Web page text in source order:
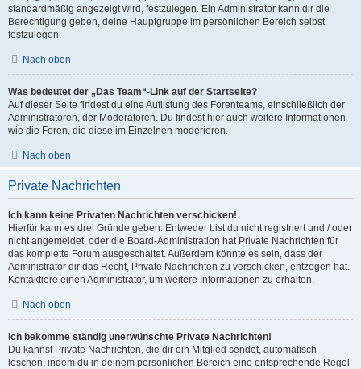
standardmäßig angezeigt wird, festzulegen. Ein Administrator kann dir die
Berechtigung geben, deine Hauptgruppe im persönlichen Bereich selbst
festzulegen.
Nach oben
Was bedeutet der „Das Team“-Link auf der Startseite?
Auf dieser Seite findest du eine Auflistung des Forenteams, einschließlich der
Administratoren, der Moderatoren. Du findest hier auch weitere Informationen
wie die Foren, die diese im Einzelnen moderieren.
Nach oben
Private Nachrichten
Ich kann keine Privaten Nachrichten verschicken!
Hierfür kann es drei Gründe geben: Entweder bist du nicht registriert und / oder
nicht angemeldet, oder die Board-Administration hat Private Nachrichten für
das komplette Forum ausgeschaltet. Außerdem könnte es sein, dass der
Administrator dir das Recht, Private Nachrichten zu verschicken, entzogen hat.
Kontaktiere einen Administrator, um weitere Informationen zu erhalten.
Nach oben
Ich bekomme ständig unerwünschte Private Nachrichten!
Du kannst Private Nachrichten, die dir ein Mitglied sendet, automatisch
löschen, indem du in deinem persönlichen Bereich eine entsprechende Regel